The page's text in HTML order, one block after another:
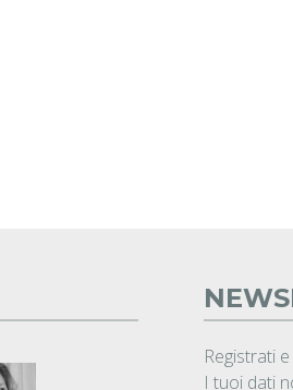
Registrati
I tuoi dati